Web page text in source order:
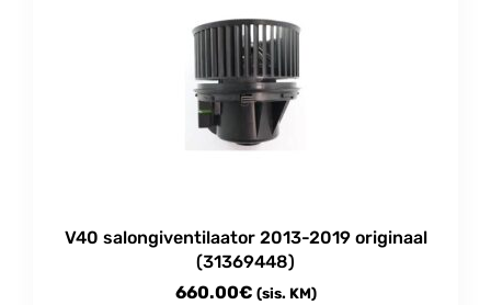
V40 salongiventilaator 2013-2019 originaal
(31369448)
660.00€ (sis. KM)